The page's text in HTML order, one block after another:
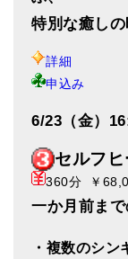
特別な癒しの
詳細
申込み
6/23（金）
セルフ
360分 ￥
一か月前ま
・複数のシ